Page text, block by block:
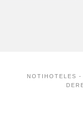
NOTIHOTELES